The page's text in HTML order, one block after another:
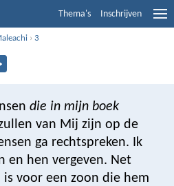
Thema's Inschrijven
›3
die in mijn boek
van Mij zijn op de
ga rechtspreken. Ik
en hen vergeven. Net
is voor een zoon die hem